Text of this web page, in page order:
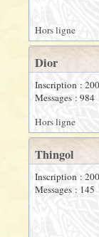
Hors ligne
Dior
Inscription :
Messages : 984
Hors ligne
Thingol
Inscription :
Messages : 145